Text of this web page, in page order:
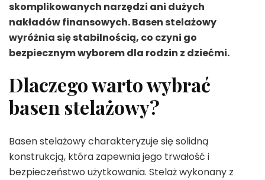
skomplikowanych narzędzi ani dużych
nakładów finansowych. Basen stelażowy
wyróżnia się stabilnością, co czyni go
bezpiecznym wyborem dla rodzin z dziećmi.
Dlaczego warto wybrać
basen stelażowy?
Basen stelażowy charakteryzuje się solidną
konstrukcją, która zapewnia jego trwałość i
bezpieczeństwo użytkowania. Stelaż wykonany z